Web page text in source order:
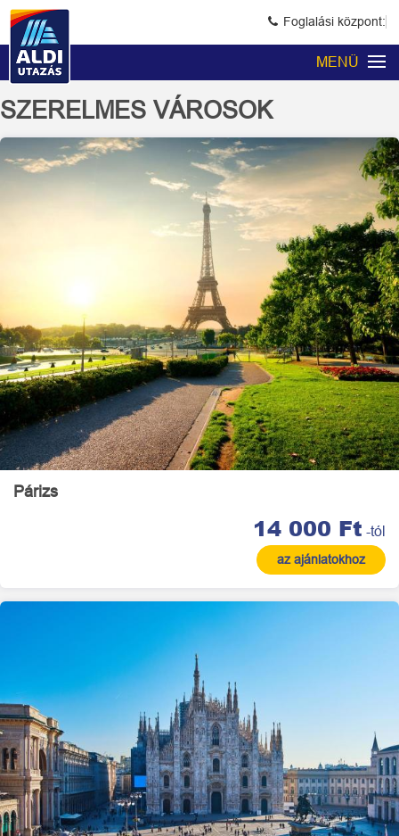
Foglalási központ:
MENÜ
SZERELMES VÁROSOK
Párizs
14 000 Ft -tól
az ajánlatokhoz